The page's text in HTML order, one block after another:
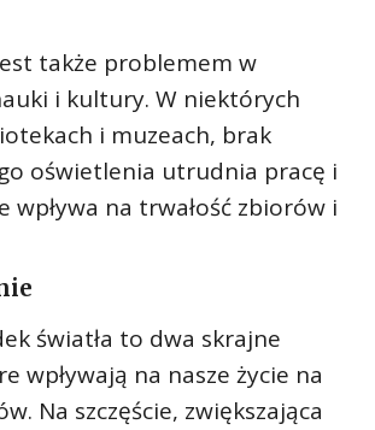
także problemem w
i kultury. W niektórych
i muzeach, brak
oświetlenia utrudnia pracę i
wpływa na trwałość zbiorów i
światła to dwa skrajne
wpływają na nasze życie na
Na szczęście, zwiększająca